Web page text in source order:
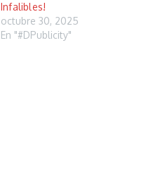
Infalibles!
octubre 30, 2025
En "#DPublicity"